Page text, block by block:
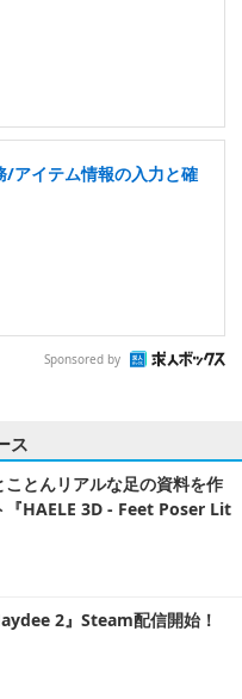
アイテム情報の入力と確
Sponsored by
ス
とんリアルな足の資料を作
『HAELE 3D - Feet Poser Lit
2』Steam配信開始！